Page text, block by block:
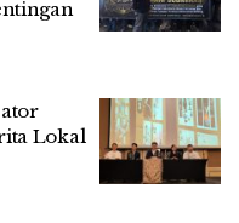
Lokal